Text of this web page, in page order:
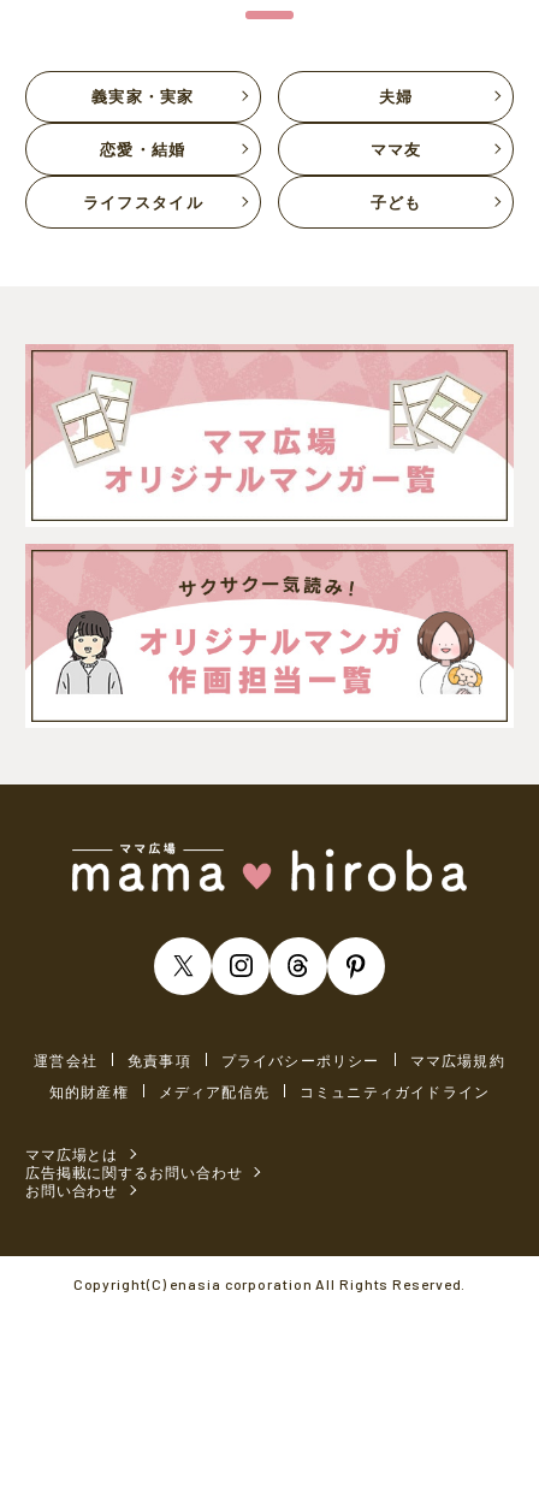
義実家・実家 夫婦
恋愛・結婚 ママ友
ライフスタイル 子ども
運営会社 免責事項 プライバシーポリシー
ママ広場規約
知的財産権
メディア配信先 コミュニティガイドライン
ママ広場とは
広告掲載に関するお問い合わせ
お問い合わせ
Copyright(C) enasia corporation All Rights Reserved.